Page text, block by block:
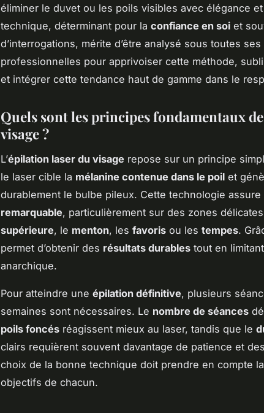
éliminer le duvet ou les poils visibles avec élégance
technique, déterminant pour la confiance en soi et
d’interrogations, mérite d’être analysé sous toutes
professionnelles pour apprivoiser cette méthode,
et intégrer cette tendance haut de gamme dans le
Quels sont les principes fondamentaux
visage ?
L’épilation laser du visage repose sur un principe
le laser cible la mélanine contenue dans le poil et
durablement le bulbe pileux. Cette technologie assure
remarquable, particulièrement sur des zones
supérieure, le menton, les favoris ou les tempes.
permet d’obtenir des résultats durables tout en
anarchique.
Pour atteindre une épilation définitive, plusieurs
semaines sont nécessaires. Le nombre de séances
poils foncés réagissent mieux au laser, tandis que le
clairs requièrent souvent davantage de patience et
choix de la bonne technique doit prendre en compte
objectifs de chacun.